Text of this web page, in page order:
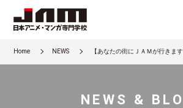
Home NEWS 【あなたの街にＪＡＭが行きま
NEWS &